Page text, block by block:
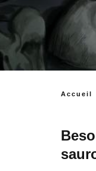
Accueil